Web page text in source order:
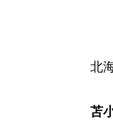
北
苫